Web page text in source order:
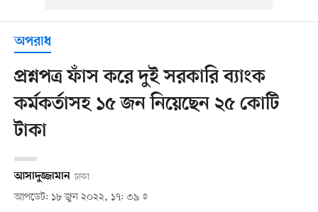
অপরাধ
প্রশ্নপত্র ফাঁস করে দুই সরকারি ব্যাংক
কর্মকর্তাসহ ১৫ জন নিয়েছেন ২৫ কোটি
টাকা
আসাদুজ্জামান ঢাকা
আপডেট: ১৮ জুন ২০২২, ১৭: ৩৯